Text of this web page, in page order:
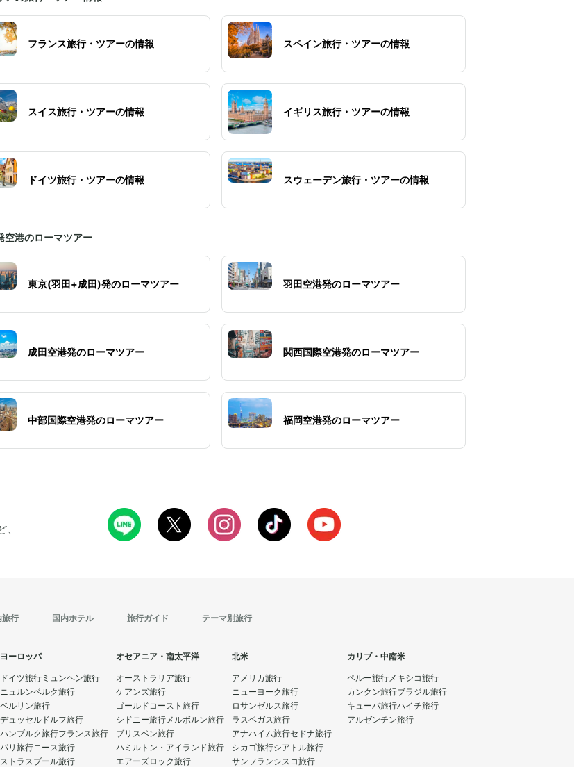
フランス旅行・ツアーの情報 スペイン旅行・ツアーの情報
スイス旅行・ツアーの情報 イギリス旅行・ツアーの情報
ドイツ旅行・ツアーの情報 スウェーデン旅行・ツアーの情報
空港のローマツアー
東京(羽田+成田)発のローマツアー 羽田空港発のローマツアー
成田空港発のローマツアー 関西国際空港発のローマツアー
中部国際空港発のローマツアー 福岡空港発のローマツアー
、
旅行 国内ホテル 旅行ガイド テーマ別旅行
ヨーロッパ
ドイツ旅行 ミュンヘン旅行
ニュルンベルク旅行
ベルリン旅行
デュッセルドルフ旅行
ハンブルク旅行フランス旅行
パリ旅行ニース旅行
ストラスブール旅行
オセアニア・南太平洋
オーストラリア旅行
ケアンズ旅行
ゴールドコースト旅行
シドニー旅行メルボルン旅行
ブリスベン旅行
ハミルトン・アイランド旅行
エアーズロック旅行
北米
アメリカ旅行
ニューヨーク旅行
ロサンゼルス旅行
ラスベガス旅行
アナハイム旅行セドナ旅行
シカゴ旅行シアトル旅行
サンフランシスコ旅行
カリブ・中南米
ペルー旅行メキシコ旅行
カンクン旅行ブラジル旅行
キューバ旅行ハイチ旅行
アルゼンチン旅行